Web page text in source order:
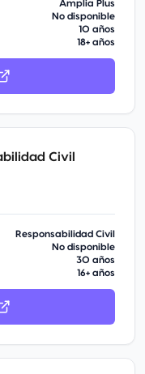
Amplia Plus
No disponible
10 años
18+ años
Civil
Responsabilidad Civil
No disponible
30 años
16+ años